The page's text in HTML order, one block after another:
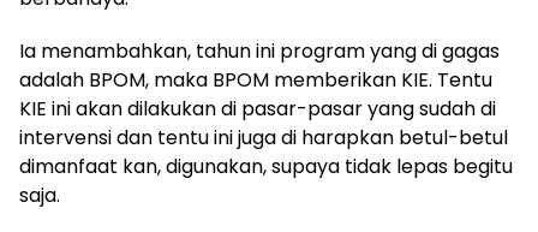
Ia menambahkan, tahun ini program yang di gagas
adalah BPOM, maka BPOM memberikan KIE. Tentu
KIE ini akan dilakukan di pasar-pasar yang sudah di
intervensi dan tentu ini juga di harapkan betul-betul
dimanfaat kan, digunakan, supaya tidak lepas begitu
saja.